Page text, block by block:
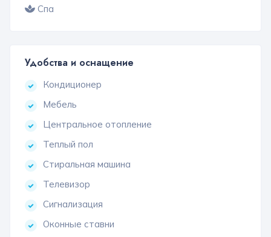
Спа
Удобства и оснащение
Кондиционер
Мебель
Центральное отопление
Теплый пол
Стиральная машина
Телевизор
Сигнализация
Оконные ставни